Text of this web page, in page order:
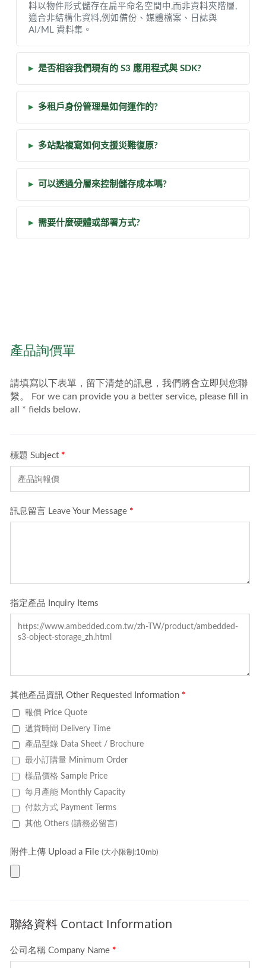
料以物件形式儲存在扁平命名空間中,而非資料夾階層,
適合非結構化資料,例如備份、媒體檔案、日誌與
AI/ML 資料集。
▸ 是否相容我們現有的 S3 應用程式與 SDK?
▸ 多租戶身份管理是如何運作的?
▸ 多站點複寫如何支援災難復原?
▸ 可以透過分層來控制儲存成本嗎?
▸ 需要什麼硬體或部署方式?